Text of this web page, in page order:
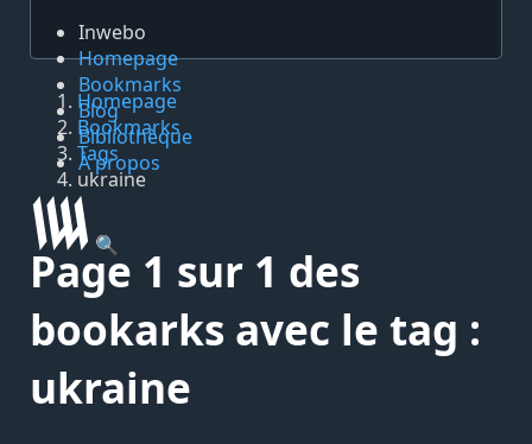
Inwebo
Homepage
Bookmarks
Blog
Bibliothèque
À propos
🔍
Homepage
Bookmarks
Tags
ukraine
Page 1 sur 1 des
bookarks avec le tag :
ukraine